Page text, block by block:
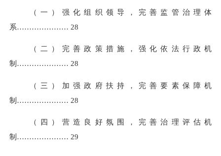
（一）强化组织领导，完善监管治理体
系………………… 28
（二）完善政策措施，强化依法行政机
制………………… 28
（三）加强政府扶持，完善要素保障机
制………………… 28
（四）营造良好氛围，完善治理评估机
制………………… 29